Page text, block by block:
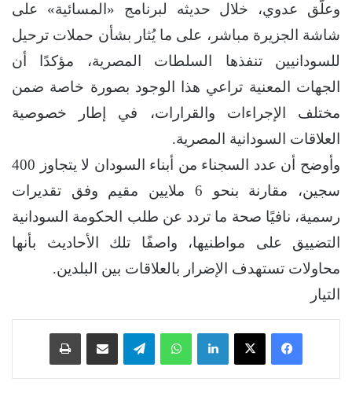
وعلّق عدوي، خلال حديثه لبرنامج «المسائية» على
شاشة الجزيرة مباشر، على ما يُثار بشأن حملات ترحيل
للسودانيين تنفذها السلطات المصرية، مؤكدًا أن
الجهات المعنية تراعي هذا الوجود بصورة خاصة ضمن
مختلف الإجراءات والقرارات، في إطار خصوصية
العلاقات السودانية المصرية.
وأوضح أن عدد السجناء من أبناء السودان لا يتجاوز 400
سجين، مقارنة بنحو 6 ملايين مقيم وفق تقديرات
رسمية، نافيًا صحة ما تردد عن طلب الحكومة السودانية
التضييق على مواطنيها، واصفًا تلك الأحاديث بأنها
محاولات تستهدف الإضرار بالعلاقات بين البلدين.
التيار
فيسبوك ‫X لينكدإن واتساب تيلقرام